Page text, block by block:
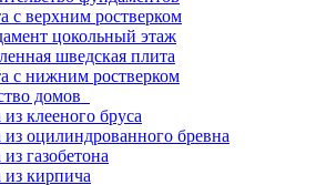
с верхним ростверком
цокольный этаж
шведская плита
с нижним ростверком
домов
клееного бруса
оцилиндрованного бревна
газобетона
кирпича